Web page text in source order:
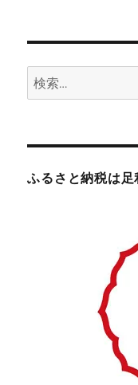
検
索:
ふるさと納税は足